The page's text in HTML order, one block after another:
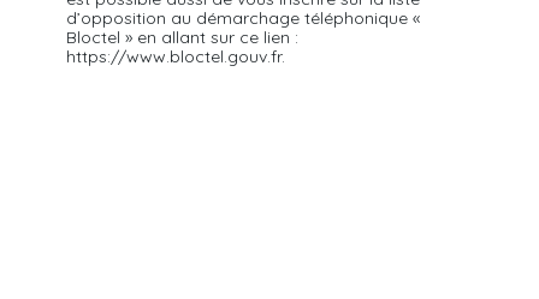
d’opposition au démarchage téléphonique «
Bloctel » en allant sur ce lien :
https://www.bloctel.gouv.fr.